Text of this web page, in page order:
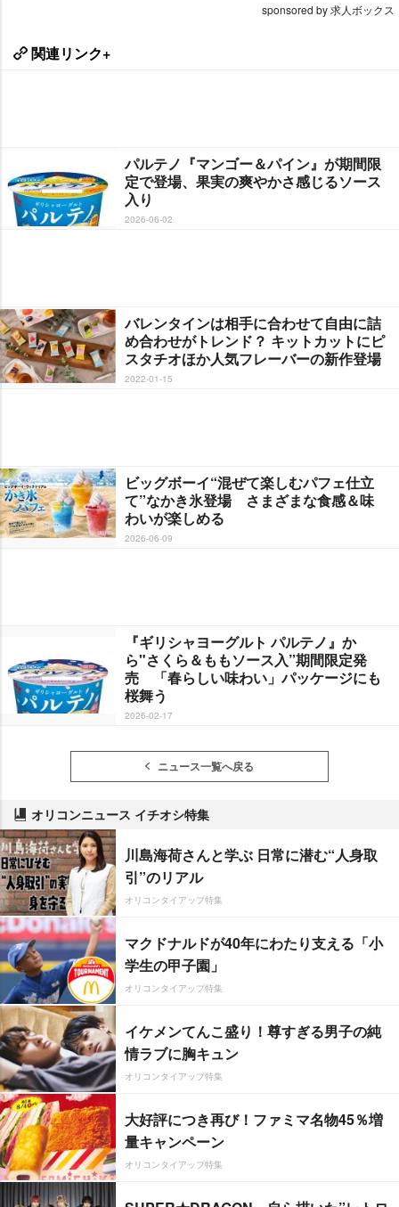
sponsored by 求人ボックス
関連リンク+
パルテノ『マンゴー＆パイン』が期間限
定で登場、果実の爽やかさ感じるソース
入り
2026-06-02
バレンタインは相手に合わせて自由に詰
め合わせがトレンド？ キットカットにピ
スタチオほか人気フレーバーの新作登場
2022-01-15
ビッグボーイ“混ぜて楽しむパフェ仕立
て”なかき氷登場 さまざまな食感＆味
わいが楽しめる
2026-06-09
『ギリシャヨーグルト パルテノ』か
ら"さくら＆ももソース入”期間限定発
売 「春らしい味わい」パッケージにも
桜舞う
2026-02-17
ニュース一覧へ戻る
オリコンニュース イチオシ特集
川島海荷さんと学ぶ 日常に潜む“人身取
引”のリアル
オリコンタイアップ特集
マクドナルドが40年にわたり支える「小
学生の甲子園」
オリコンタイアップ特集
イケメンてんこ盛り！尊すぎる男子の純
情ラブに胸キュン
オリコンタイアップ特集
大好評につき再び！ファミマ名物45％増
量キャンペーン
オリコンタイアップ特集